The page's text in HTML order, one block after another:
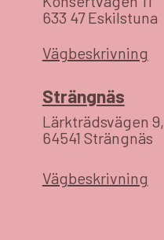
633 47 Eskilstuna
Vägbeskrivning
Strängnäs
Lärkträdsvägen 9,
64541 Strängnäs
Vägbeskrivning